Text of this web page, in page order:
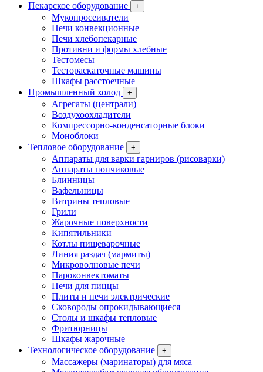
Пекарское оборудование
+
Мукопросеиватели
Печи конвекционные
Печи хлебопекарные
Противни и формы хлебные
Тестомесы
Тестораскаточные машины
Шкафы расстоечные
Промышленный холод
+
Агрегаты (централи)
Воздухоохладители
Компрессорно-конденсаторные блоки
Моноблоки
Тепловое оборудование
+
Аппараты для варки гарниров (рисоварки)
Аппараты пончиковые
Блинницы
Вафельницы
Витрины тепловые
Грили
Жарочные поверхности
Кипятильники
Котлы пищеварочные
Линия раздач (мармиты)
Микроволновые печи
Пароконвектоматы
Печи для пиццы
Плиты и печи электрические
Сковороды опрокидывающиеся
Столы и шкафы тепловые
Фритюрницы
Шкафы жарочные
Технологическое оборудование
+
Массажеры (маринаторы) для мяса